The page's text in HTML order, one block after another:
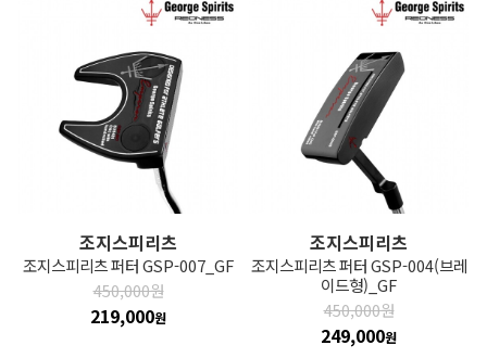
조지스피리츠
조지스피리츠 퍼터 GSP-007_GF
450,000원
219,000원
조지스피리츠
조지스피리츠 퍼터 GSP-004(브레
이드형)_GF
450,000원
249,000원